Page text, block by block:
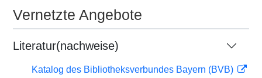
Vernetzte Angebote
Literatur(nachweise)
Katalog des Bibliotheksverbundes Bayern (BVB)